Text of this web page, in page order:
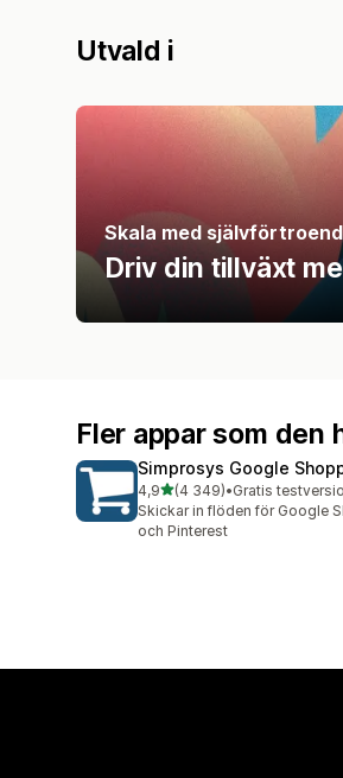
Utvald i
Skala med
Driv din tillväxt
Fler appar som den
Simprosys Google
4,9av 5 stjärnor
(4 349)
4349 recensioner totalt
•Gratis
Skickar in flöden för Google
och Pinterest